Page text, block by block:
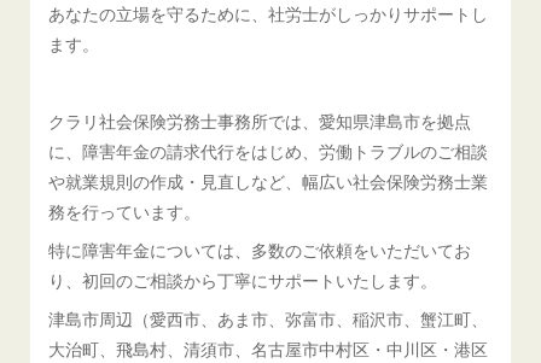
あなたの立場を守るために、社労士がしっかりサポートし
ます。
クラリ社会保険労務士事務所では、愛知県津島市を拠点
に、障害年金の請求代行をはじめ、労働トラブルのご相談
や就業規則の作成・見直しなど、幅広い社会保険労務士業
務を行っています。
特に障害年金については、多数のご依頼をいただいてお
り、初回のご相談から丁寧にサポートいたします。
津島市周辺（愛西市、あま市、弥富市、稲沢市、蟹江町、
大治町、飛島村、清須市、名古屋市中村区・中川区・港区